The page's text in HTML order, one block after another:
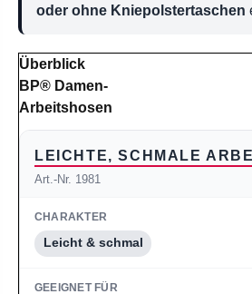
oder ohne Kniepolstertaschen
Überblick
BP® Damen-
Arbeitshosen
LEICHTE, SCHMALE
Art.-Nr. 1981
Leicht & schmal